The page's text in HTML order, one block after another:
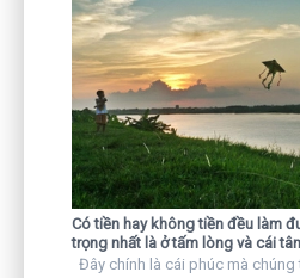
Có tiền hay không tiền đều làm
trọng nhất là ở tấm lòng và cái
Đây chính là cái phúc mà chúng